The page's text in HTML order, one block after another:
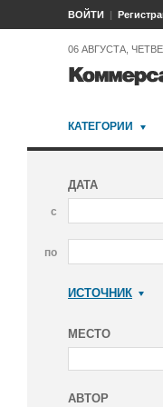
ВОЙТИ
06 АВГУСТА,
КАТЕГОРИИ
ДАТА
с
по
ИСТОЧНИК
МЕСТО
АВТОР